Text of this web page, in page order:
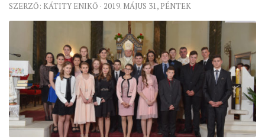
EGYHÁZI INTÉZMÉNYEINK
EGYHÁZMEGYEI LEVÉLTÁR
LELKIPÁSZTOROK
SZERZETESRENDEK
IN MEMORIAM
PLÉBÁNIÁK
ÉSZAKI ESPERESSÉG
SZERZŐ: KÁTITY ENIKŐ · 2019. MÁJUS 31, PÉNTEK